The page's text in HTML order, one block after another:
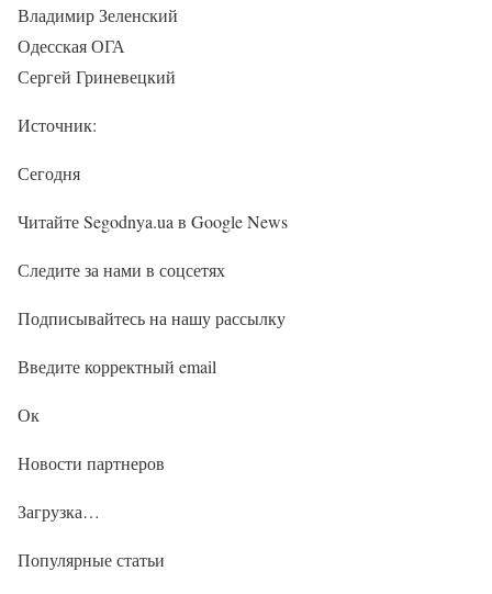
Владимир Зеленский
Одесская ОГА
Сергей Гриневецкий
Источник:
Сегодня
Читайте Segodnya.ua в Google News
Следите за нами в соцсетях
Подписывайтесь на нашу рассылку
Введите корректный email
Ок
Новости партнеров
Загрузка…
Популярные статьи